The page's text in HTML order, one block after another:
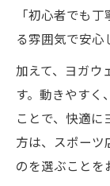
ヨガ
新潟
ヨガ
最新
ヨガ
初心者も
初心
「初心者でも
る雰囲気で安心
加えて、ヨガウ
す。動きやすく
ことで、快適に
方は、スポーツ
のを選ぶことを